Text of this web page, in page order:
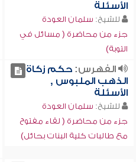
الأسئلة
للشيخ: سلمان العودة
جزء من محاضرة ( مسائل في
التوبة)
الفهرس:حكم زكاة
الذهب الملبوس ,
الأسئلة
للشيخ: سلمان العودة
جزء من محاضرة ( لقاء مفتوح
مع طالبات كلية البنات بحائل)